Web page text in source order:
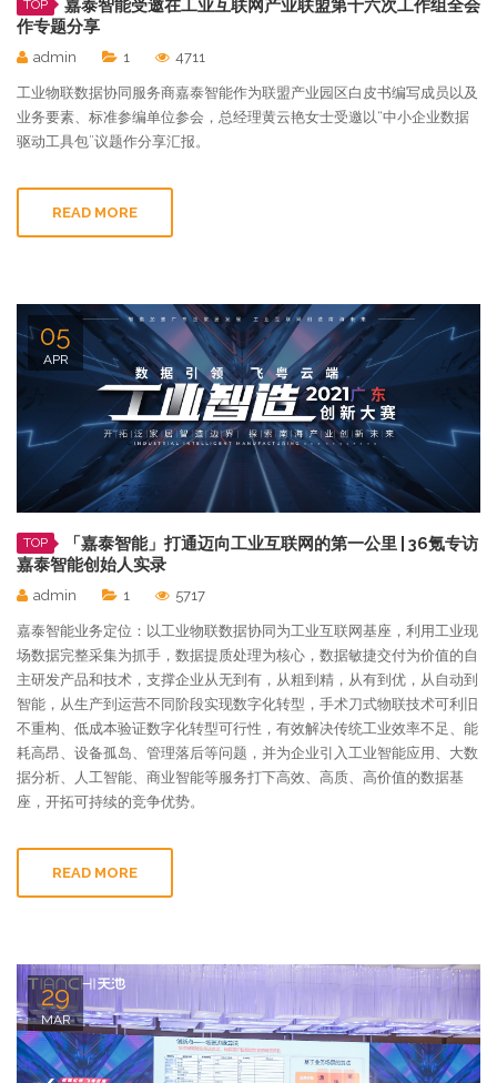
TOP
嘉泰智能受邀在工业互联网产业联盟第十六次工作组全会
作专题分享
admin 1 4711
工业物联数据协同服务商嘉泰智能作为联盟产业园区白皮书编写成员以及
业务要素、标准参编单位参会，总经理黄云艳女士受邀以“中小企业数据
驱动工具包”议题作分享汇报。
READ MORE
05
APR
TOP
「嘉泰智能」打通迈向工业互联网的第一公里 | 36氪专访
嘉泰智能创始人实录
admin 1 5717
嘉泰智能业务定位：以工业物联数据协同为工业互联网基座，利用工业现
场数据完整采集为抓手，数据提质处理为核心，数据敏捷交付为价值的自
主研发产品和技术，支撑企业从无到有，从粗到精，从有到优，从自动到
智能，从生产到运营不同阶段实现数字化转型，手术刀式物联技术可利旧
不重构、低成本验证数字化转型可行性，有效解决传统工业效率不足、能
耗高昂、设备孤岛、管理落后等问题，并为企业引入工业智能应用、大数
据分析、人工智能、商业智能等服务打下高效、高质、高价值的数据基
座，开拓可持续的竞争优势。
READ MORE
29
MAR